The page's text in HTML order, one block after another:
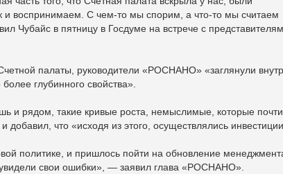
воспринимаем. С чем-то мы спорим, а что-то мы считаем
Чубайс в пятницу в Госдуме на встрече с
палаты, руководители «РОСНАНО» «заглянули
глубинного свойства».
и рядом, такие кривые роста, немыслимые, которые почти
добавил, что «исходя из этого, осуществлялись
политике, и пришлось пойти на обновление
свои ошибки», — заявил глава «РОСНАНО».